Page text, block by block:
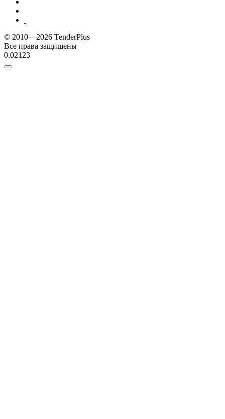
© 2010—2026 TenderPlus
Все права защищены
0.02123